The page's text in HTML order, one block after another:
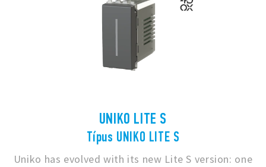
UNIKO LITE S
Típus UNIKO LITE S
Uniko has evolved with its new Lite S version: one